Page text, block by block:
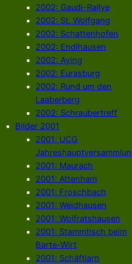
2002: Gaudi-Rallye
2002: St. Wolfgang
2002: Schattenhofen
2002: Endlhausen
2002: Aying
2002: Eurasburg
2002: Rund um den
Laaberberg
2002: Schraubertreff
Bilder 2001
2001: UCG
2001: Maurach
2001: Attenham
2001: Froschbach
2001: Weidhausen
2001: Wolfratshausen
2001: Stammtisch beim
Barte-Wirt
2001: Schäftlarn